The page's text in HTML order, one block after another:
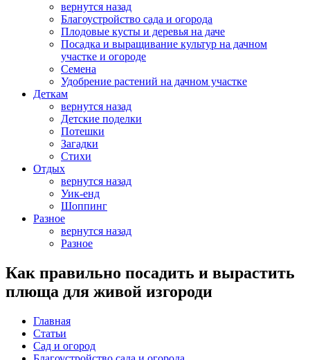
вернутся назад
Благоустройство сада и огорода
Плодовые кусты и деревья на даче
Посадка и выращивание культур на дачном
участке и огороде
Семена
Удобрение растений на дачном участке
Деткам
вернутся назад
Детские поделки
Потешки
Загадки
Стихи
Отдых
вернутся назад
Уик-енд
Шоппинг
Разное
вернутся назад
Разное
Как правильно посадить и вырастить
плюща для живой изгороди
Главная
Статьи
Сад и огород